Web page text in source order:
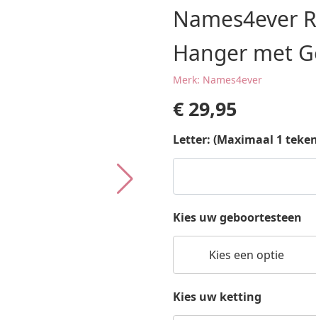
Names4ever
Hanger met
Merk: Names4ever
€ 29,95
Letter: (Maximaal 1
Kies uw geboortesteen
Kies een optie
Kies uw ketting